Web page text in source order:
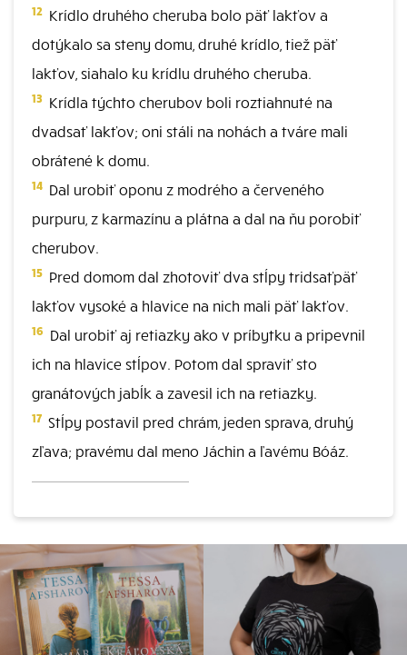
12 Krídlo druhého cheruba bolo päť lakťov a
dotýkalo sa steny domu, druhé krídlo, tiež päť
lakťov, siahalo ku krídlu druhého cheruba.
13 Krídla týchto cherubov boli roztiahnuté na
dvadsať lakťov; oni stáli na nohách a tváre mali
obrátené k domu.
14 Dal urobiť oponu z modrého a červeného
purpuru, z karmazínu a plátna a dal na ňu porobiť
cherubov.
15 Pred domom dal zhotoviť dva stĺpy tridsaťpäť
lakťov vysoké a hlavice na nich mali päť lakťov.
16 Dal urobiť aj retiazky ako v príbytku a pripevnil
ich na hlavice stĺpov. Potom dal spraviť sto
granátových jabĺk a zavesil ich na retiazky.
17 Stĺpy postavil pred chrám, jeden sprava, druhý
zľava; pravému dal meno Jáchin a ľavému Bóáz.